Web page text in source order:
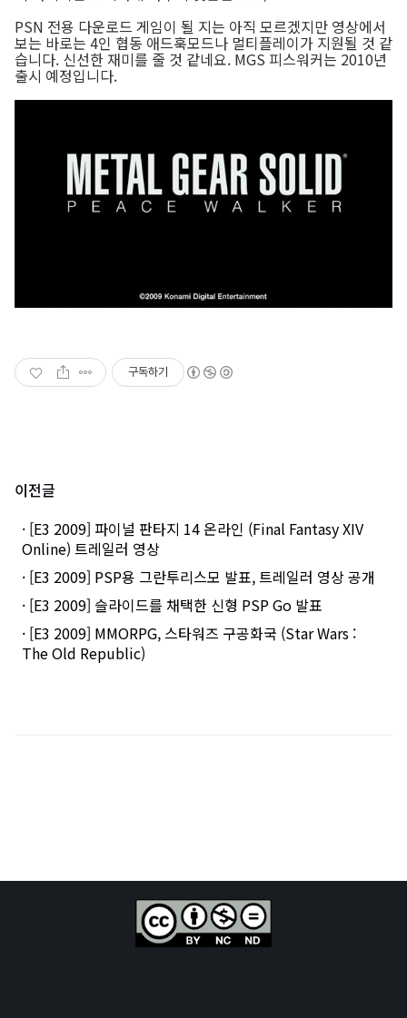
PSN 전용 다운로드 게임이 될 지는 아직 모르겠지만 영상에서
보는 바로는 4인 협동 애드훅모드나 멀티플레이가 지원될 것 같
습니다. 신선한 재미를 줄 것 같네요. MGS 피스워커는 2010년
출시 예정입니다.
구독하기
이전글
· [E3 2009] 파이널 판타지 14 온라인 (Final Fantasy XIV
Online) 트레일러 영상
· [E3 2009] PSP용 그란투리스모 발표, 트레일러 영상 공개
· [E3 2009] 슬라이드를 채택한 신형 PSP Go 발표
· [E3 2009] MMORPG, 스타워즈 구공화국 (Star Wars :
The Old Republic)